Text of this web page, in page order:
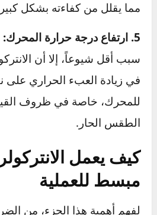
الزيت على جسم الانتركولر أو
هذا الزيت يمكن أن يتراكم داخل
مما يقلل من كفاءته بشكل كبير.
سبب أقل شيوعاً، إلا أن
في زيادة العبء الحراري على
للمحرك، خاصة في ظروف